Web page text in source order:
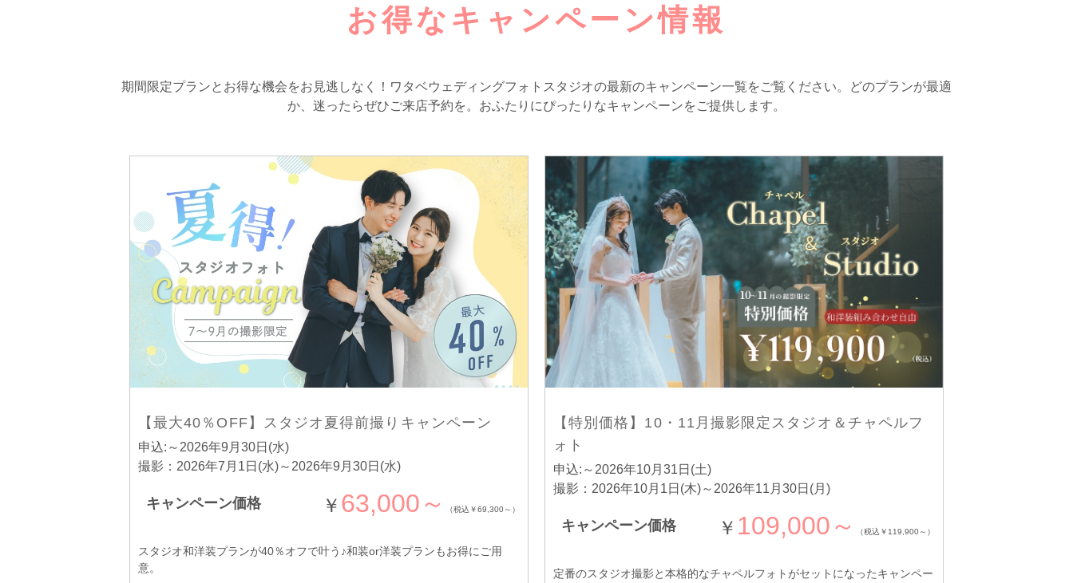
お得なキャンペーン情報
期間限定プランとお得な機会をお見逃しなく！ワタベウェディングフォトスタジオの最新のキャンペーン一覧をご覧ください。どのプランが最適
か、迷ったらぜひご来店予約を。おふたりにぴったりなキャンペーンをご提供します。
【最大40％OFF】スタジオ夏得前撮りキャンペーン
申込:～2026年9月30日(水)
撮影：2026年7月1日(水)～2026年9月30日(水)
キャンペーン価格 ￥ 63,000～ （税込￥69,300～）
スタジオ和洋装プランが40％オフで叶う♪和装or洋装プランもお得にご用
意。
【特別価格】10・11月撮影限定スタジオ＆チャペルフ
ォト
申込:～2026年10月31日(土)
撮影：2026年10月1日(木)～2026年11月30日(月)
キャンペーン価格 ￥ 109,000～ （税込￥119,900～）
定番のスタジオ撮影と本格的なチャペルフォトがセットになったキャンペー